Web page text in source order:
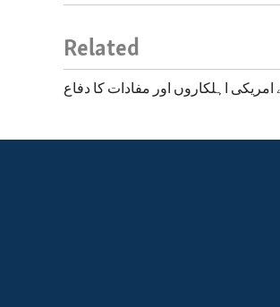
Related
اہلکاروں اور مفادات کا دفاع